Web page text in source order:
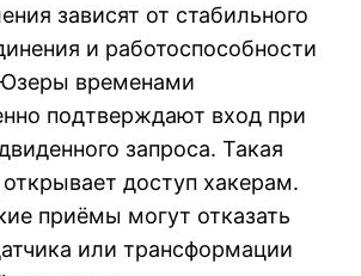
зависят от стабильного
и работоспособности
временами
подтверждают вход при
запроса. Такая
доступ хакерам.
приёмы могут отказать
или трансформации